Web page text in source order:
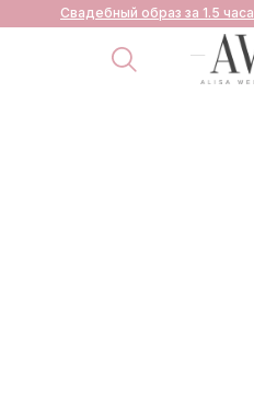
Свадебный образ за 1.5 часа